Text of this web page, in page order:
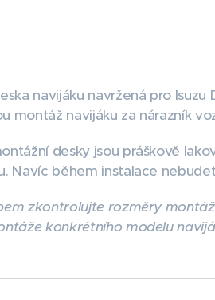
navijáku navržená pro
montáž navijáku za nárazník
desky jsou práškově
Navíc během instalace
zkontrolujte rozměry
konkrétního modelu